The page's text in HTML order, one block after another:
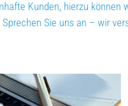
Kunden, hierzu können
Sprechen Sie uns an – wir